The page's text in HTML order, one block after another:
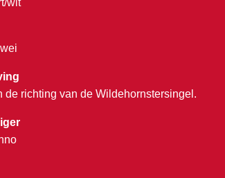
de richting van de Wildehornstersingel.